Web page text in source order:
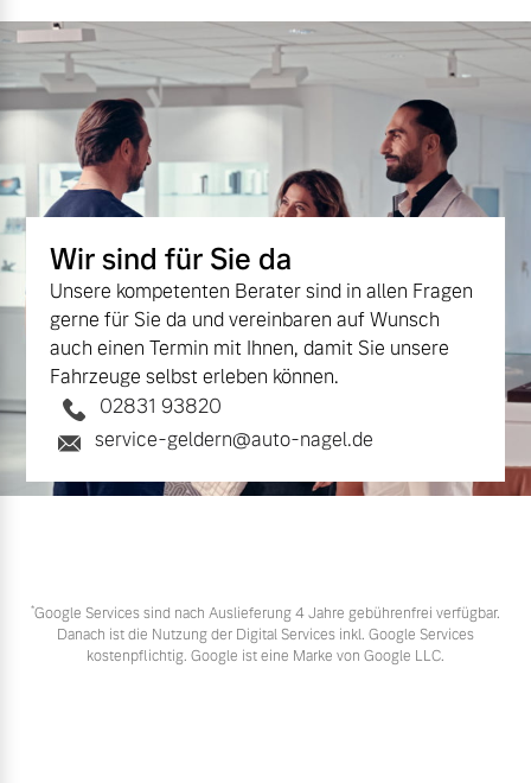
Wir sind für Sie da
Unsere kompetenten Berater sind in allen Fragen
gerne für Sie da und vereinbaren auf Wunsch
auch einen Termin mit Ihnen, damit Sie unsere
Fahrzeuge selbst erleben können.
02831 93820
service-geldern@auto-nagel.de
*Google Services sind nach Auslieferung 4 Jahre gebührenfrei verfügbar.
Danach ist die Nutzung der Digital Services inkl. Google Services
kostenpflichtig. Google ist eine Marke von Google LLC.